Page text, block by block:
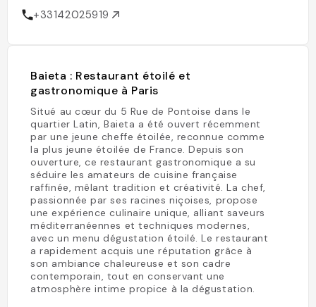
+33142025919
Baieta : Restaurant étoilé et
gastronomique à Paris
Situé au cœur du 5 Rue de Pontoise dans le
quartier Latin, Baieta a été ouvert récemment
par une jeune cheffe étoilée, reconnue comme
la plus jeune étoilée de France. Depuis son
ouverture, ce restaurant gastronomique a su
séduire les amateurs de cuisine française
raffinée, mêlant tradition et créativité. La chef,
passionnée par ses racines niçoises, propose
une expérience culinaire unique, alliant saveurs
méditerranéennes et techniques modernes,
avec un menu dégustation étoilé. Le restaurant
a rapidement acquis une réputation grâce à
son ambiance chaleureuse et son cadre
contemporain, tout en conservant une
atmosphère intime propice à la dégustation.